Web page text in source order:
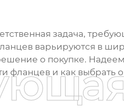
задача,
варьируются в
о покупке.
фланцеви как выбрать